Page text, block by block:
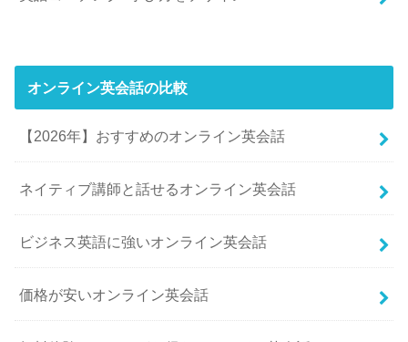
オンライン英会話の比較
【2026年】おすすめのオンライン英会話
ネイティブ講師と話せるオンライン英会話
ビジネス英語に強いオンライン英会話
価格が安いオンライン英会話